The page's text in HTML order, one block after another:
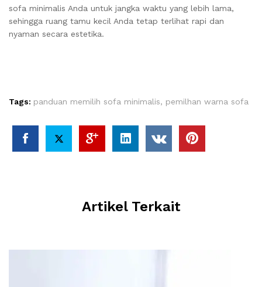
sofa minimalis Anda untuk jangka waktu yang lebih lama,
sehingga ruang tamu kecil Anda tetap terlihat rapi dan
nyaman secara estetika.
Tags: panduan memilih sofa minimalis, pemilhan warna sofa
Artikel Terkait